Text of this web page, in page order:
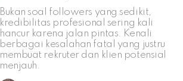
Bukan soal followers yang sedikit,
kredibilitas profesional sering kali
hancur karena jalan pintas. Kenali
berbagai kesalahan fatal yang justru
membuat rekruter dan klien potensial
menjauh.